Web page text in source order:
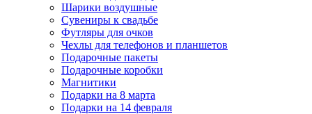
Шарики воздушные
Сувениры к свадьбе
Футляры для очков
Чехлы для телефонов и планшетов
Подарочные пакеты
Подарочные коробки
Магнитики
Подарки на 8 марта
Подарки на 14 февраля